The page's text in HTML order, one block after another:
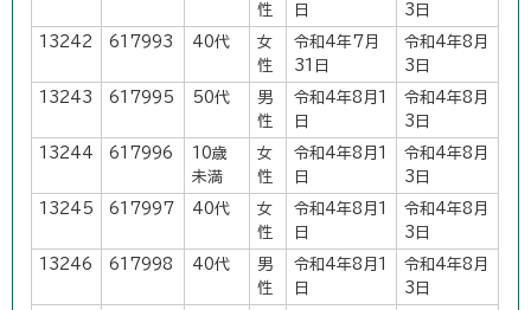
性
日
3日
13242 617993 40代
女
性
令和4年7月
31日
令和4年8月
3日
13243 617995 50代
男
性
令和4年8月1
日
令和4年8月
3日
13244 617996
10歳
未満
女
性
令和4年8月1
日
令和4年8月
3日
13245 617997 40代
女
性
令和4年8月1
日
令和4年8月
3日
13246 617998 40代
男
性
令和4年8月1
日
令和4年8月
3日